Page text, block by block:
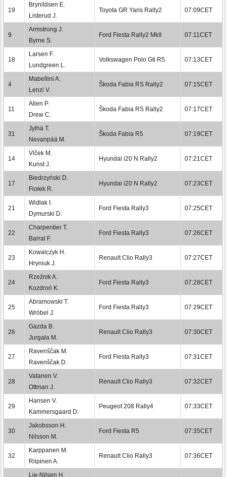
19
Brynildsen E.
Listerud J.
Toyota GR Yaris Rally2 07:09CET
9
Armstrong J.
Byrne S.
Ford Fiesta Rally2 MkII 07:11CET
18
Larsen F.
Lundgreen L.
Volkswagen Polo Gti R5 07:13CET
4
Mabellini A.
Lenzi V.
Škoda Fabia RS Rally2 07:15CET
11
Allen P.
Drew C.
Škoda Fabia RS Rally2 07:17CET
31
Jylhä T.
Nevanpää M.
Škoda Fabia R5 07:19CET
14
Vlček M.
Kunst J.
Hyundai i20 N Rally2 07:21CET
17
Biedrzyński D.
Fiołek R.
Hyundai i20 N Rally2 07:23CET
21
Widłak I.
Dymurski D.
Ford Fiesta Rally3 07:25CET
22
Charpentier T.
Barral F.
Ford Fiesta Rally3 07:26CET
23
Kowalczyk H.
Hryniuk J.
Renault Clio Rally3 07:27CET
24
Rzeźnik A.
Kozdroń K.
Ford Fiesta Rally3 07:28CET
25
Abramowski T.
Wróbel J.
Ford Fiesta Rally3 07:29CET
26
Gazda B.
Jurgała M.
Renault Clio Rally3 07:30CET
27
Ravenščak M.
Ravenščak D.
Ford Fiesta Rally3 07:31CET
28
Vatanen V.
Ottman J.
Renault Clio Rally3 07:32CET
29
Hansen V.
Kammersgaard D.
Peugeot 208 Rally4 07:33CET
30
Jakobsson H.
Nilsson M.
Ford Fiesta R5 07:35CET
32
Karppanen M.
Riipinen A.
Renault Clio Rally3 07:36CET
Lie-Nilsen H.